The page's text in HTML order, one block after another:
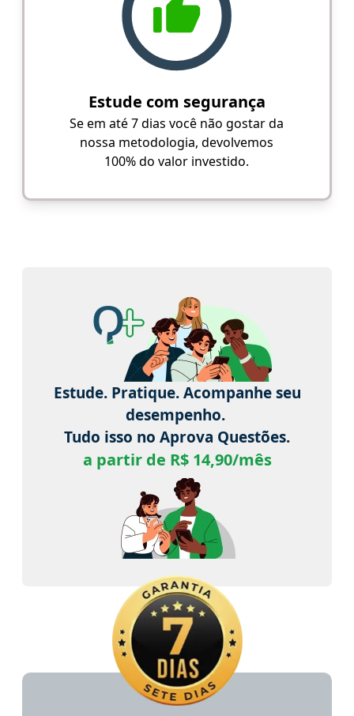
Estude com segurança
Se em até 7 dias você não gostar da
nossa metodologia, devolvemos
100% do valor investido.
Estude. Pratique. Acompanhe seu
desempenho.
Tudo isso no Aprova Questões.
a partir de R$ 14,90/mês